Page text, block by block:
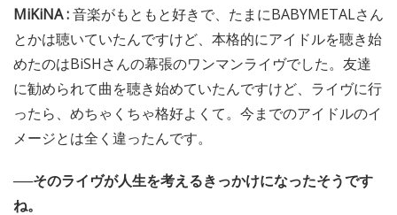
MiKiNA :音楽がもともと好きで、たまにBABYMETALさん
とかは聴いていたんですけど、本格的にアイドルを聴き始
めたのはBiSHさんの幕張のワンマンライヴでした。友達
に勧められて曲を聴き始めていたんですけど、ライヴに行
ったら、めちゃくちゃ格好よくて。今までのアイドルのイ
メージとは全く違ったんです。
──そのライヴが人生を考えるきっかけになったそうです
ね。